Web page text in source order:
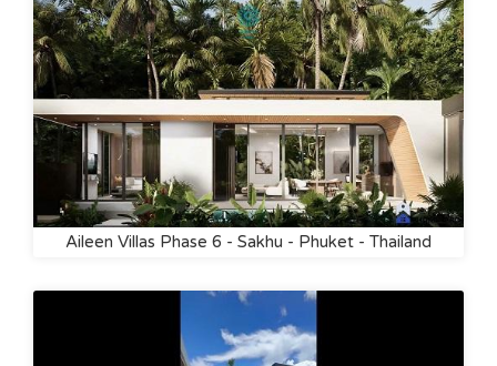
Aileen Villas Phase 6 - Sakhu - Phuket - Thailand